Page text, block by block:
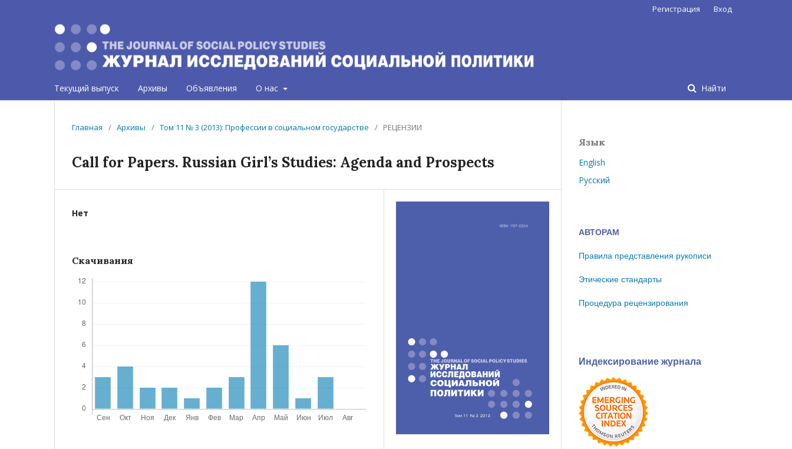
Текущий выпуск Архивы Объявления О нас Найти
Регистрация Вход
Главная / Архивы / Том 11 № 3 (2013): Профессии в социальном государстве / РЕЦЕНЗИИ
Call for Papers. Russian Girl’s Studies: Agenda and Prospects
Нет
Скачивания
Язык
English
Русский
АВТОРАМ
Правила представления рукописи
Этические стандарты
Процедура рецензирования
Индексирование журнала